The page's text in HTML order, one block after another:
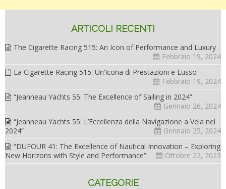
ARTICOLI RECENTI
The Cigarette Racing 515: An Icon of Performance and Luxury
Febbraio 19, 2024
La Cigarette Racing 515: Un’Icona di Prestazioni e Lusso
Febbraio 19, 2024
“Jeanneau Yachts 55: The Excellence of Sailing in 2024”
Gennaio 26, 2024
“Jeanneau Yachts 55: L’Eccellenza della Navigazione a Vela nel
2024”
Gennaio 25, 2024
“DUFOUR 41: The Excellence of Nautical Innovation – Exploring
New Horizons with Style and Performance”
Ottobre 22, 2023
CATEGORIE